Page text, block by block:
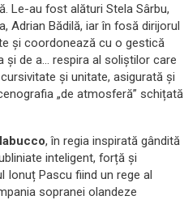
Le-au fost alături Stela Sârbu,
Adrian Bădilă, iar în fosă dirijorul
și coordonează cu o gestică
și de a… respira al soliștilor care
și unitate, asigurată și
„de atmosferă” schițată
, în regia inspirată gândită
inteligent, forță și
Ionuț Pascu fiind un rege al
sopranei olandeze